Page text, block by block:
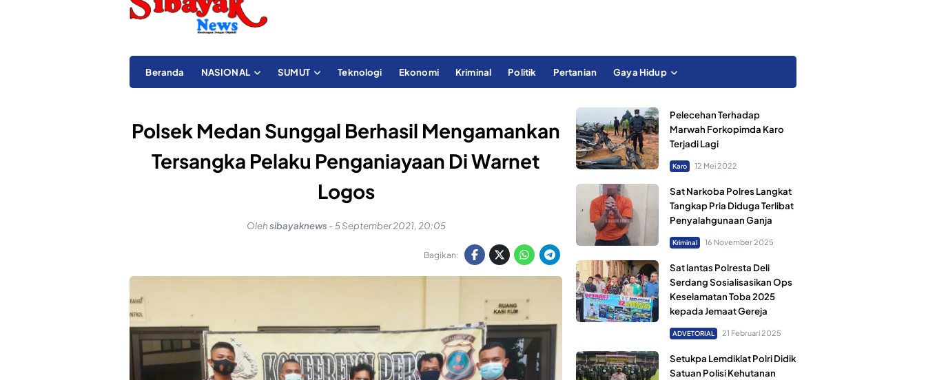
Beranda NASIONAL SUMUT Teknologi Ekonomi Kriminal Politik Pertanian Gaya Hidup
Polsek Medan Sunggal Berhasil Mengamankan
Tersangka Pelaku Penganiayaan Di Warnet
Logos
Olehsibayaknews -5 September 2021, 20:05
Bagikan:
Pelecehan Terhadap
Marwah Forkopimda Karo
Terjadi Lagi
Karo 12 Mei 2022
Sat Narkoba Polres Langkat
Tangkap Pria Diduga Terlibat
Penyalahgunaan Ganja
Kriminal 16 November 2025
Sat lantas Polresta Deli
Serdang Sosialisasikan Ops
Keselamatan Toba 2025
kepada Jemaat Gereja
ADVETORIAL 21 Februari 2025
Setukpa Lemdiklat Polri Didik
Satuan Polisi Kehutanan